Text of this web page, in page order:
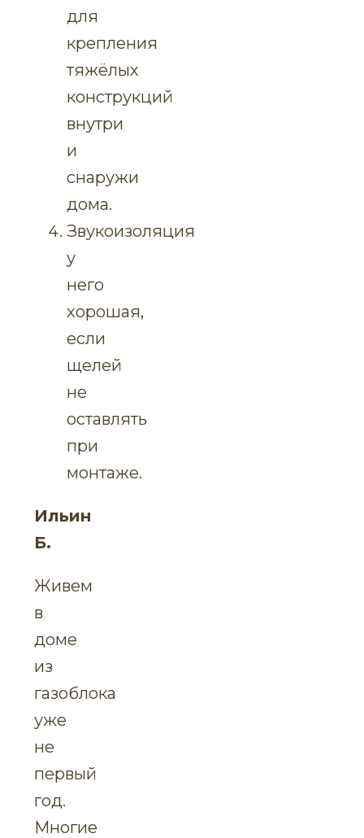
для
крепления
тяжёлых
конструкций
внутри
и
снаружи
дома.
Звукоизоляция
у
него
хорошая,
если
щелей
не
оставлять
при
монтаже.
Ильин
Б.
Живем
в
доме
из
газоблока
уже
не
первый
год.
Многие